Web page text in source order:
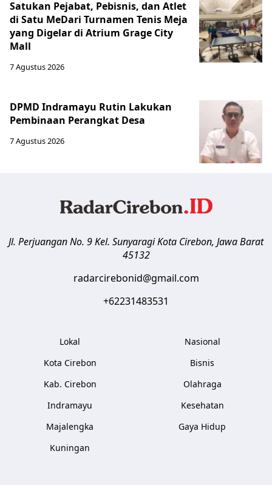
Satukan Pejabat, Pebisnis, dan Atlet
di Satu MeDari Turnamen Tenis Meja
yang Digelar di Atrium Grage City
Mall
7 Agustus 2026
DPMD Indramayu Rutin Lakukan
Pembinaan Perangkat Desa
7 Agustus 2026
Jl. Perjuangan No. 9 Kel. SunyaragiKota Cirebon, Jawa Barat
45132
radarcirebonid@gmail.com
+62231483531
Lokal
Kota Cirebon
Kab. Cirebon
Indramayu
Majalengka
Kuningan
Nasional
Bisnis
Olahraga
Kesehatan
Gaya Hidup